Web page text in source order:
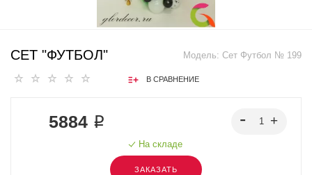
Модель: Сет Футбол № 199
СЕТ "ФУТБОЛ"
В СРАВНЕНИЕ
5884 ₽
На складе
ЗАКАЗАТЬ